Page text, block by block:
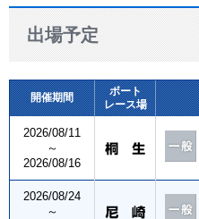
出場予定
開催期間
ボート
レース場
2026/08/11
～
2026/08/16
2026/08/24
～